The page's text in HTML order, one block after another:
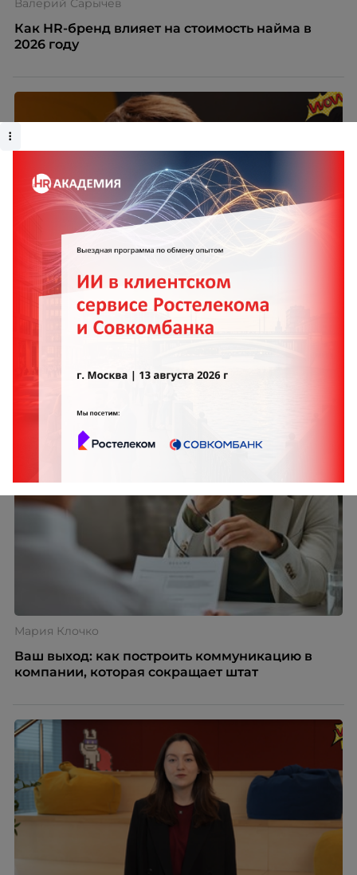
Валерий Сарычев
Как HR-бренд влияет на стоимость найма в
2026 году
Системная работа с детьми сотрудников как
инструмент повышения лояльности и
Мария Клочко
Ваш выход: как построить коммуникацию в
компании, которая сокращает штат